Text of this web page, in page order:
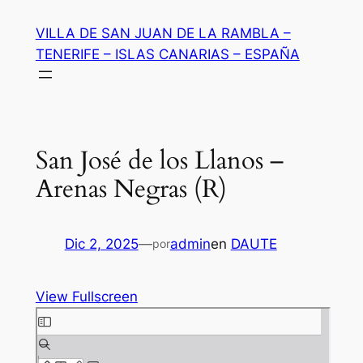
contenido
VILLA DE SAN JUAN DE LA RAMBLA –
TENERIFE – ISLAS CANARIAS – ESPAÑA
San José de los Llanos –
Arenas Negras (R)
Dic 2, 2025—poradminen DAUTE
View Fullscreen
Saltar
al
contenido